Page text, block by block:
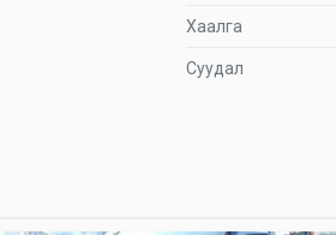
Хаалга
Суудал